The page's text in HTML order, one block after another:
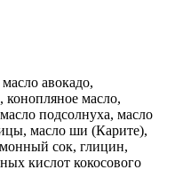
авокадо,
конопляное масло,
подсолнуха, масло
масло ши (Карите),
сок, глицин,
кислот кокосового